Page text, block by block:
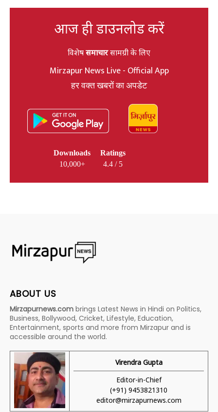
आज ही डाउनलोड करें
विशेषसमाचारसामग्री के लिए
Mirzapur News Live - Official App
हर वक्त खबरों का अपडेट
Downloads
10,000+
Ratings
4.4 / 5
ABOUT US
Mirzapurnews.com brings Latest News in Hindi on Politics,
Business, Bollywood, Cricket, Lifestyle, Education,
Entertainment, sports and more from Mirzapur and is
accessible around the world.
Virendra Gupta
Editor-in-Chief
(+91) 9453821310
editor@mirzapurnews.com